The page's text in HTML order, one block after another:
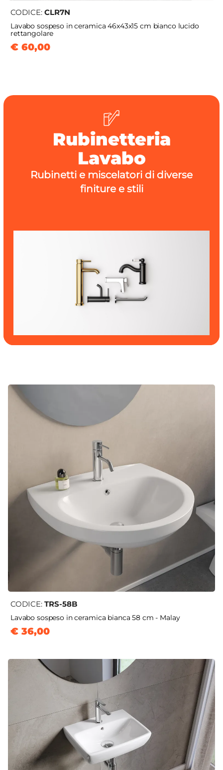
CODICE: CLR7N
Lavabo sospeso in ceramica 46x43x15 cm bianco lucido
rettangolare
€ 60,00
Rubinetteria
Lavabo
Rubinetti e miscelatori di diverse
finiture e stili
CODICE: TRS-58B
Lavabo sospeso in ceramica bianca 58 cm - Malay
€ 36,00